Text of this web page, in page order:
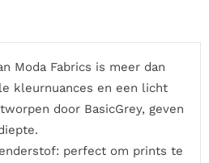
Moda Fabrics is meer dan
kleurnuances en een licht
door BasicGrey, geven
perfect om prints te